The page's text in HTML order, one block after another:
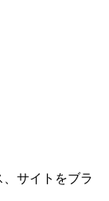
サイトをブラ